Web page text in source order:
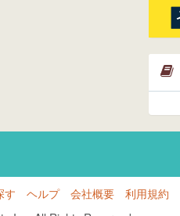
す ヘルプ 会社概要 利用規約